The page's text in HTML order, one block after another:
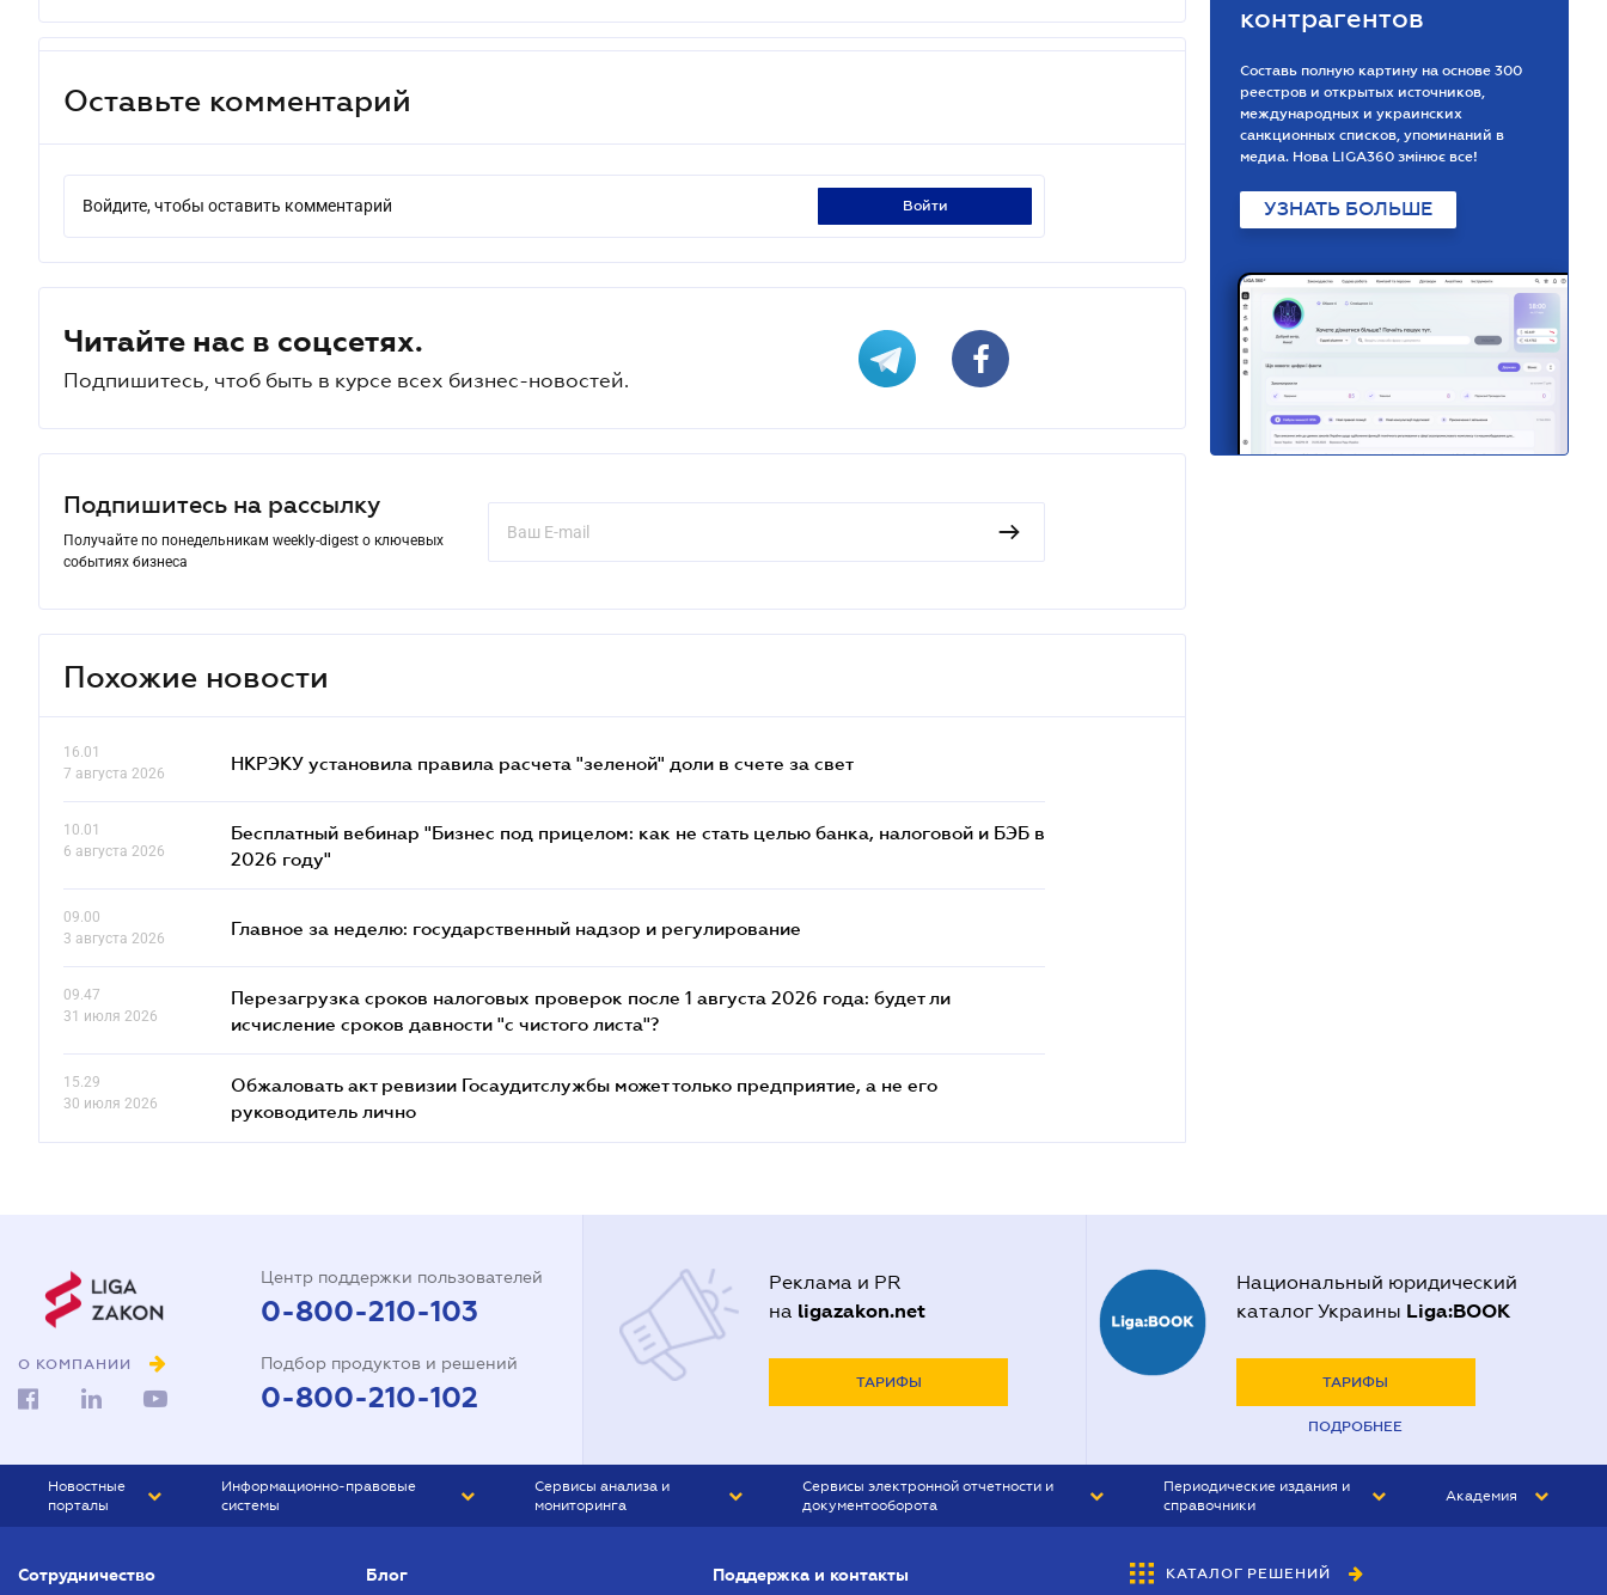
Оставьте комментарий
Войдите, чтобы оставить комментарий войти
Читайте нас в соцсетях.
Подпишитесь, чтоб быть в курсе всех бизнес-новостей.
Подпишитесь на рассылку
Получайте по понедельникам weekly-digest о ключевых
событиях бизнеса
Похожие новости
16.01
7 августа 2026
НКРЭКУ установила правила расчета "зеленой" доли в счете за свет
10.01
6 августа 2026
Бесплатный вебинар "Бизнес под прицелом: как не стать целью банка, налоговой и БЭБ в
2026 году"
09.00
3 августа 2026
Главное за неделю: государственный надзор и регулирование
09.47
31 июля 2026
Перезагрузка сроков налоговых проверок после 1 августа 2026 года: будет ли
исчисление сроков давности "с чистого листа"?
15.29
30 июля 2026
Обжаловать акт ревизии Госаудитслужбы может только предприятие, а не его
руководитель лично
контрагентов
Составь полную картину на основе 300
реестров и открытых источников,
международных и украинских
санкционных списков, упоминаний в
медиа. Нова LIGA360 змінює все!
УЗНАТЬ БОЛЬШЕ
О КОМПАНИИ
Центр поддержки пользователей
0-800-210-103
Подбор продуктов и решений
0-800-210-102
Реклама и PR
на ligazakon.net
ТАРИФЫ
Национальный юридический
каталог Украины Liga:BOOK
ТАРИФЫ
ПОДРОБНЕЕ
Новостные
порталы
БИЗНЕС
Информационно-правовые
системы
Сервисы анализа и
мониторинга
Сервисы электронной отчетности и
документооборота
Периодические издания и
справочники
БУХГАЛТЕР&ЗАКОН
Академия
Сотрудничество Блог Поддержка и контакты КАТАЛОГ РЕШЕНИЙ